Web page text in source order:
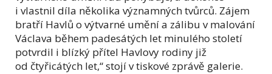
i vlastnil díla několika významných tvůrců. Zájem
bratří Havlů o výtvarné umění a zálibu v malování
Václava během padesátých let minulého století
potvrdil i blízký přítel Havlovy rodiny již
od čtyřicátých let,“ stojí v tiskové zprávě galerie.